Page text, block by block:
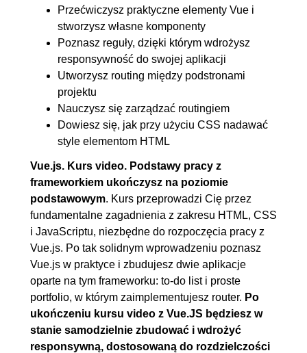
Przećwiczysz praktyczne elementy Vue i
stworzysz własne komponenty
Poznasz reguły, dzięki którym wdrożysz
responsywność do swojej aplikacji
Utworzysz routing między podstronami
projektu
Nauczysz się zarządzać routingiem
Dowiesz się, jak przy użyciu CSS nadawać
style elementom HTML
Vue.js. Kurs video. Podstawy pracy z
frameworkiem ukończysz na poziomie
podstawowym. Kurs przeprowadzi Cię przez
fundamentalne zagadnienia z zakresu HTML, CSS
i JavaScriptu, niezbędne do rozpoczęcia pracy z
Vue.js. Po tak solidnym wprowadzeniu poznasz
Vue.js w praktyce i zbudujesz dwie aplikacje
oparte na tym frameworku: to-do list i proste
portfolio, w którym zaimplementujesz router. Po
ukończeniu kursu video z Vue.JS będziesz w
stanie samodzielnie zbudować i wdrożyć
responsywną, dostosowaną do rozdzielczości